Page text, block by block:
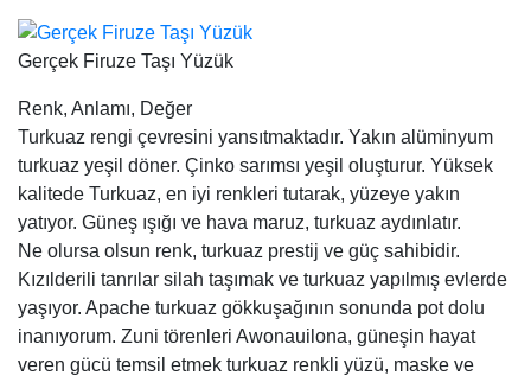
Gerçek Firuze Taşı Yüzük
Renk, Anlamı, Değer
Turkuaz rengi çevresini yansıtmaktadır. Yakın alüminyum
turkuaz yeşil döner. Çinko sarımsı yeşil oluşturur. Yüksek
kalitede Turkuaz, en iyi renkleri tutarak, yüzeye yakın
yatıyor. Güneş ışığı ve hava maruz, turkuaz aydınlatır.
Ne olursa olsun renk, turkuaz prestij ve güç sahibidir.
Kızılderili tanrılar silah taşımak ve turkuaz yapılmış evlerde
yaşıyor. Apache turkuaz gökkuşağının sonunda pot dolu
inanıyorum. Zuni törenleri Awonauilona, güneşin hayat
veren gücü temsil etmek turkuaz renkli yüzü, maske ve